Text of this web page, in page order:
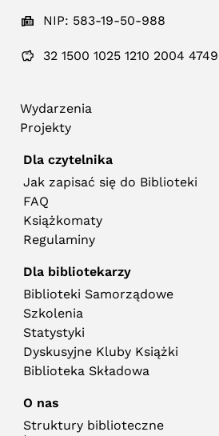
NIP: 583-19-50-988
32 1500 1025 1210 2004
Wydarzenia
Projekty
Dla czytelnika
Jak zapisać się do Biblioteki
FAQ
Książkomaty
Regulaminy
Dla bibliotekarzy
Biblioteki Samorządowe
Szkolenia
Statystyki
Dyskusyjne Kluby Książki
Biblioteka Składowa
O nas
Struktury biblioteczne